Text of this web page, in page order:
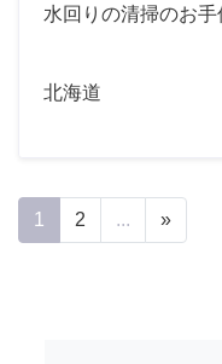
水回りの清掃のお手
北海道
1 2 ... »